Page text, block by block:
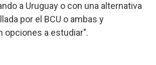
a Uruguay o con una alternativa
por el BCU o ambas y
opciones a estudiar".